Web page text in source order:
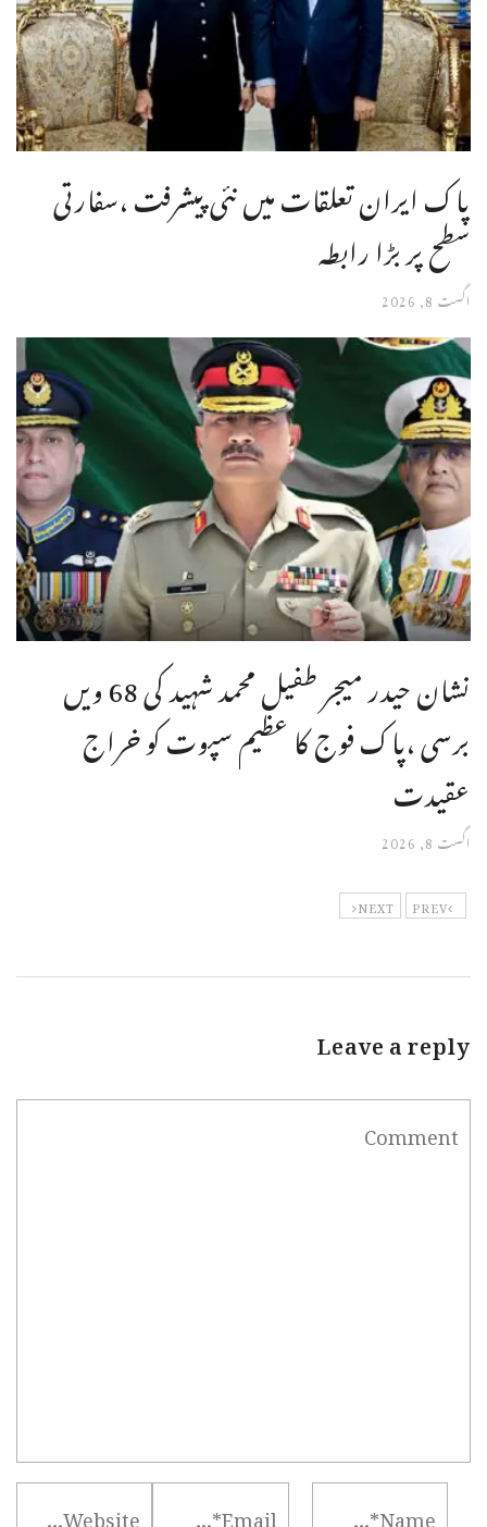
پاک ایران تعلقات میں نئی پیشرفت ،سفارتی
سطح پر بڑا رابطہ
اگست 8, 2026
نشان حیدر میجر طفیل محمد شہید کی 68 ویں
برسی ،پاک فوج کا عظیم سپوت کو خراج
عقیدت
اگست 8, 2026
PREV
NEXT
Leave a reply